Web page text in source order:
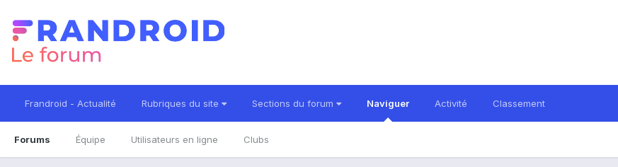
Frandroid - Actualité Rubriques du site Sections du forum Naviguer
Forums Équipe Utilisateurs en ligne Clubs
Activité Classement